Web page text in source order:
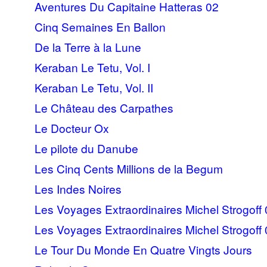
Aventures Du Capitaine Hatteras 02
Cinq Semaines En Ballon
De la Terre à la Lune
Keraban Le Tetu, Vol. I
Keraban Le Tetu, Vol. II
Le Château des Carpathes
Le Docteur Ox
Le pilote du Danube
Les Cinq Cents Millions de la Begum
Les Indes Noires
Les Voyages Extraordinaires Michel Strogoff
Les Voyages Extraordinaires Michel Strogoff
Le Tour Du Monde En Quatre Vingts Jours